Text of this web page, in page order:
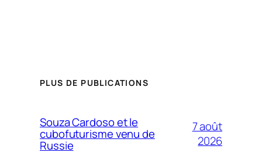
PLUS DE PUBLICATIONS
Souza Cardoso et le
cubofuturisme venu de
Russie
7 août
2026